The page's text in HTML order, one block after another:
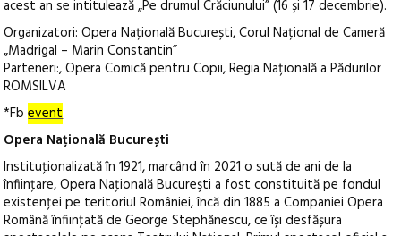
acest an se intitulează „Pe drumul Crăciunului” (16 și 17 decembrie).
Organizatori: Opera Națională București, Corul Național de Cameră
„Madrigal – Marin Constantin”
Parteneri:, Opera Comică pentru Copii, Regia Națională a Pădurilor
ROMSILVA
*Fbevent
Opera Națională București
Instituţionalizată în 1921, marcând în 2021 o sută de ani de la
înfiinţare, Opera Naţională Bucureşti a fost constituită pe fondul
existenţei pe teritoriul României, încă din 1885 a Companiei Opera
Română înfiinţată de George Stephănescu, ce își desfășura